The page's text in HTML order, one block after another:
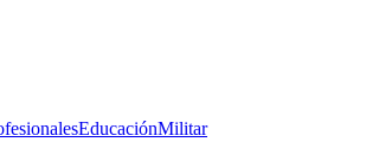
EducaciónMilitar